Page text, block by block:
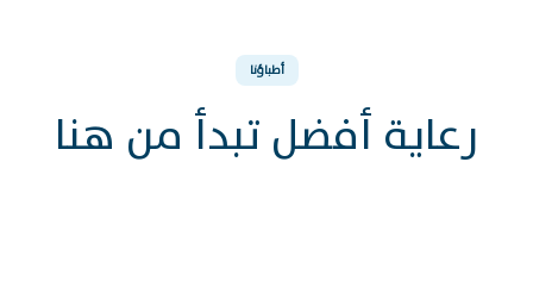
أطباؤنا
رعاية أفضل تبدأ من هنا
د. رجا بن ساسي
اخصائي, العلاج بالأكسجين عالي الضغط